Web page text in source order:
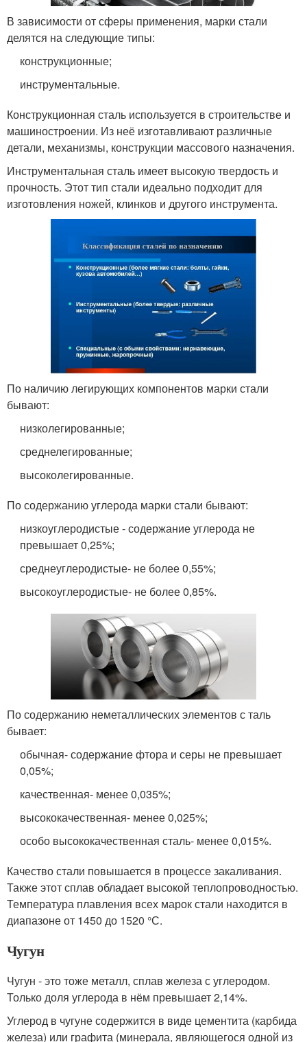
В зависимости от сферы применения, марки стали
делятся на следующие типы:
конструкционные;
инструментальные.
Конструкционная сталь используется в строительстве и
машиностроении. Из неё изготавливают различные
детали, механизмы, конструкции массового назначения.
Инструментальная сталь имеет высокую твердость и
прочность. Этот тип стали идеально подходит для
изготовления ножей, клинков и другого инструмента.
По наличию легирующих компонентов марки стали
бывают:
низколегированные;
среднелегированные;
высоколегированные.
По содержанию углерода марки стали бывают:
низкоуглеродистые - содержание углерода не
превышает 0,25%;
среднеуглеродистые- не более 0,55%;
высокоуглеродистые- не более 0,85%.
По содержанию неметаллических элементов с таль
бывает:
обычная- содержание фтора и серы не превышает
0,05%;
качественная- менее 0,035%;
высококачественная- менее 0,025%;
особо высококачественная сталь- менее 0,015%.
Качество стали повышается в процессе закаливания.
Также этот сплав обладает высокой теплопроводностью.
Температура плавления всех марок стали находится в
диапазоне от 1450 до 1520 °С.
Чугун
Чугун - это тоже металл, сплав железа с углеродом.
Только доля углерода в нём превышает 2,14%.
Углерод в чугуне содержится в виде цементита (карбида
железа) или графита (минерала, являющегося одной из